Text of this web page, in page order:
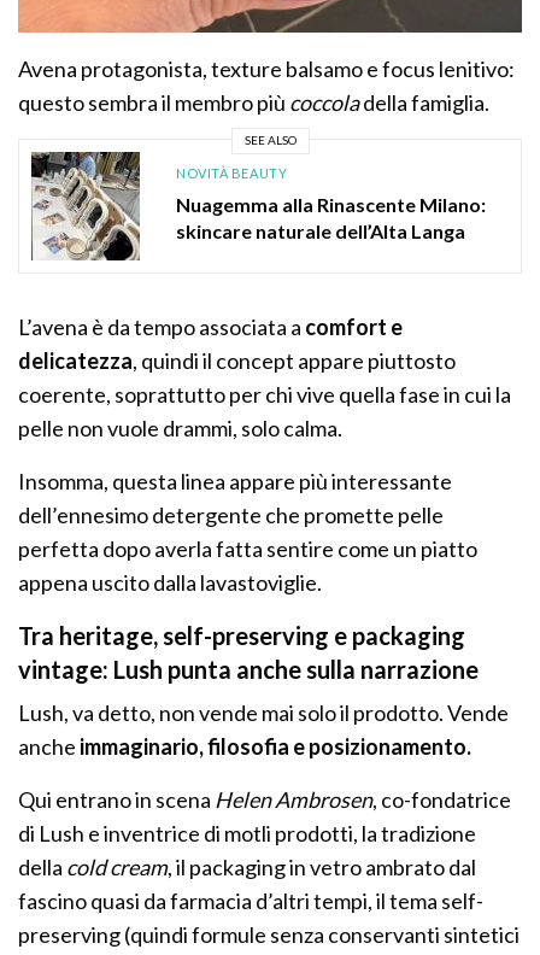
Avena protagonista, texture balsamo e focus lenitivo:
questo sembra il membro più coccoladella famiglia.
SEE ALSO
NOVITÀ BEAUTY
Nuagemma alla Rinascente Milano:
skincare naturale dell’Alta Langa
L’avena è da tempo associata a comfort e
delicatezza, quindi il concept appare piuttosto
coerente, soprattutto per chi vive quella fase in cui la
pelle non vuole drammi, solo calma.
Insomma, questa linea appare più interessante
dell’ennesimo detergente che promette pelle
perfetta dopo averla fatta sentire come un piatto
appena uscito dalla lavastoviglie.
Tra heritage, self-preserving e packaging
vintage: Lush punta anche sulla narrazione
Lush, va detto, non vende mai solo il prodotto. Vende
anche immaginario, filosofia e posizionamento.
Qui entrano in scena Helen Ambrosen, co-fondatrice
di Lush e inventrice di motli prodotti, la tradizione
della cold cream, il packaging in vetro ambrato dal
fascino quasi da farmacia d’altri tempi, il tema self-
preserving (quindi formule senza conservanti sintetici